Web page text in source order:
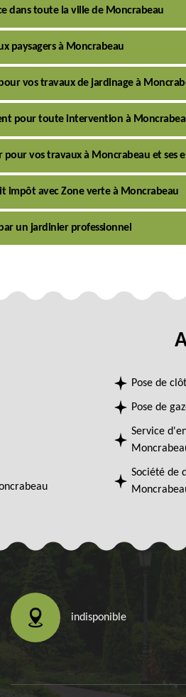
dans toute la ville de Moncrabeau
paysagers à Moncrabeau
vos travaux de jardinage à
pour toute intervention à
vos travaux à Moncrabeau et ses
impôt avec Zone verte à Moncrabeau
un jardinier professionnel
Pose de
Pose de
Service
Société de
indisponible